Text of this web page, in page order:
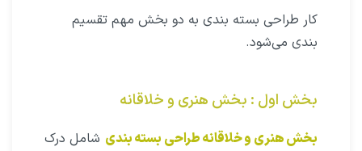
کار طراحی بسته بندی به دو بخش مهم تقسیم
بندی می‌شود.
بخش اول : بخش هنری و خلاقانه
بخش هنری و خلاقانه طراحی بسته‌ بندی شامل درک